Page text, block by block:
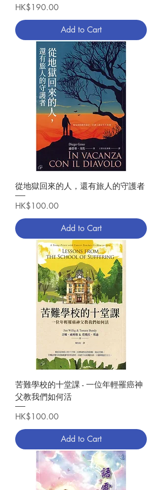
Price
HK$190.00
Add to Cart
從地獄回來的人，還有旅人的守護者
Price
HK$100.00
Add to Cart
苦難學校的十堂課 - 一位年輕罹癌神
父教我們如何活
Price
HK$100.00
Add to Cart